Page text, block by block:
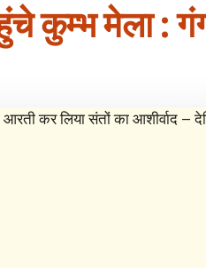
कुम्भ मेला :